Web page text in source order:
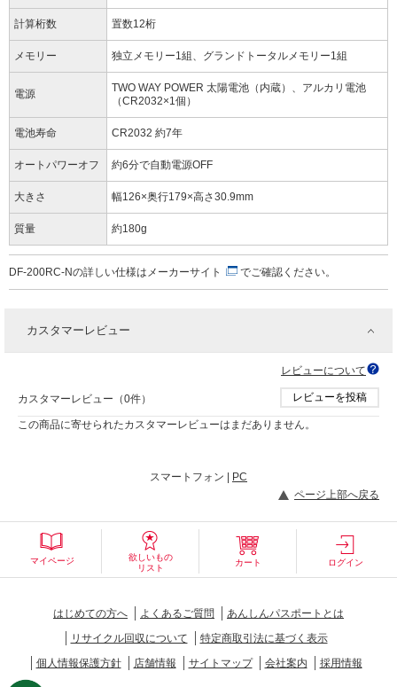
計算桁数 置数12桁
メモリー 独立メモリー1組、グランドトータルメモリー1組
電源
TWO WAY POWER 太陽電池（内蔵）、アルカリ電池
（CR2032×1個）
電池寿命 CR2032 約7年
オートパワーオフ 約6分で自動電源OFF
大きさ 幅126×奥行179×高さ30.9mm
質量 約180g
DF-200RC-Nの詳しい仕様は メーカーサイト でご確認ください。
カスタマーレビュー
レビューについて
カスタマーレビュー（0件） レビューを投稿
この商品に寄せられたカスタマーレビューはまだありません。
スマートフォン |
PC
ページ上部へ戻る
マイページ
欲しいもの
リスト
カート ログイン
はじめての方へ よくあるご質問
あんしんパスポートとは
リサイクル回収について
特定商取引法に基づく表示
個人情報保護方針
店舗情報 サイトマップ 会社案内 採用情報